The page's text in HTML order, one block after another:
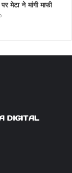
मेटा ने मांगी माफी
DIGITAL